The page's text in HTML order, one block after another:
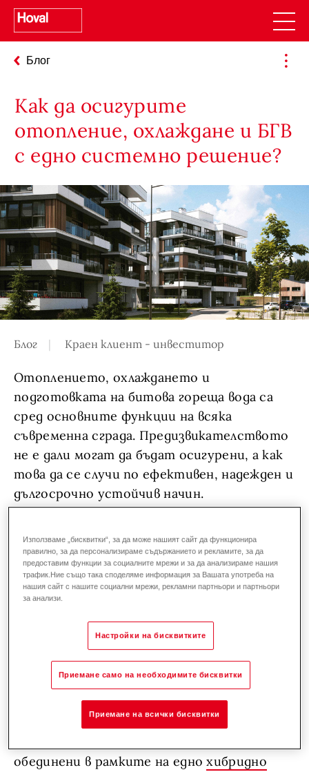
Блог
pro (40, 50)
Как да осигурите
отопление, охлаждане и БГВ
с едно системно решение?
Блог Краен клиент - инвеститор
Отоплението, охлаждането и
подготовката на битова гореща вода са
сред основните функции на всяка
съвременна сграда. Предизвикателството
не е дали могат да бъдат осигурени, а как
това да се случи по ефективен, надежден и
дългосрочно устойчив начин.
търговски сгради все по-често се търси
решение, което да отговори
едновременно на няколко изисквания:
енергийна ефективност, сигурност на
топлоснабдяването и възможност за
адаптиране към различни
експлоатационни условия. Все повече
инвеститори и проектанти търсят
възможност основните енергийни
обединени в рамките на еднохибридно
Използваме „бисквитки“, за да може нашият сайт да функционира
правилно, за да персонализираме съдържанието и рекламите, за да
предоставим функции за социалните мрежи и за да анализираме нашия
трафик.Ние също така споделяме информация за Вашата употреба на
нашия сайт с нашите социални мрежи, рекламни партньори и партньори
за анализи.
Настройки на бисквитките
Приемане само на необходимите бисквитки
Приемане на всички бисквитки